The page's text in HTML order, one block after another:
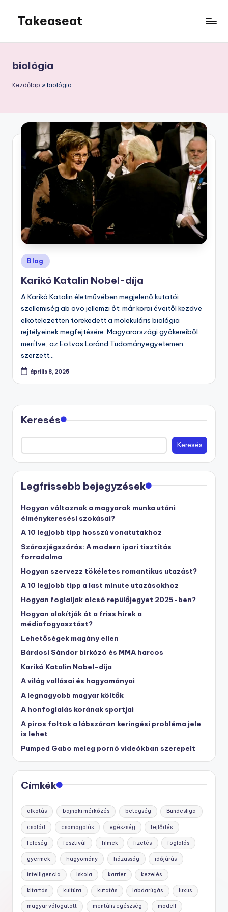
content
Takeaseat
biológia
Kezdőlap » biológia
Posted
in
Blog
Karikó Katalin Nobel-díja
A Karikó Katalin életművében megjelenő kutatói
szellemiség ab ovo jellemzi őt: már korai éveitől kezdve
elkötelezetten törekedett a molekuláris biológia
rejtélyeinek megfejtésére. Magyarországi gyökereiből
merítve, az Eötvös Loránd Tudományegyetemen
szerzett…
április 8, 2025
Keresés
Keresés
Legfrissebb bejegyzések
Hogyan változnak a magyarok munka utáni
élménykeresési szokásai?
A 10 legjobb tipp hosszú vonatutakhoz
Szárazjégszórás: A modern ipari tisztítás
forradalma
Hogyan szervezz tökéletes romantikus utazást?
A 10 legjobb tipp a last minute utazásokhoz
Hogyan foglaljak olcsó repülőjegyet 2025-ben?
Hogyan alakítják át a friss hírek a
médiafogyasztást?
Lehetőségek magány ellen
Bárdosi Sándor birkózó és MMA harcos
Karikó Katalin Nobel-díja
A világ vallásai és hagyományai
A legnagyobb magyar költők
A honfoglalás korának sportjai
A piros foltok a lábszáron keringési probléma jele
is lehet
Pumped Gabo meleg pornó videókban szerepelt
Címkék
alkotás bajnoki mérkőzés betegség Bundesliga
család csomagolás egészség fejlődés
feleség fesztivál filmek fizetés foglalás
gyermek hagyomány házasság időjárás
intelligencia iskola karrier kezelés
kitartás kultúra kutatás labdarúgás luxus
magyar válogatott mentális egészség modell